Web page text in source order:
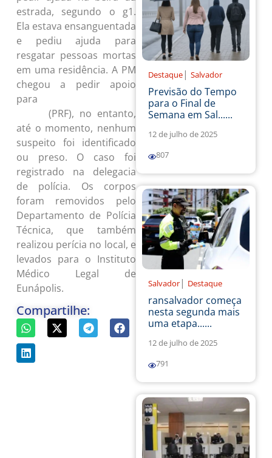
estrada, segundo o g1.
Ela estava ensanguentada
e pediu ajuda para
resgatar pessoas mortas
em uma residência. A PM
chegou a pedir apoio
para
(PRF), no entanto,
até o momento, nenhum
suspeito foi identificado
ou preso. O caso foi
registrado na delegacia
de polícia. Os corpos
foram removidos pelo
Departamento de Polícia
Técnica, que também
realizou perícia no local, e
levados para o Instituto
Médico Legal de
Eunápolis.
Compartilhe:
Destaque | Salvador
Previsão do Tempo
para o Final de
Semana em Sal......
12 de julho de 2025
807
Salvador | Destaque
ransalvador começa
nesta segunda mais
uma etapa......
12 de julho de 2025
791